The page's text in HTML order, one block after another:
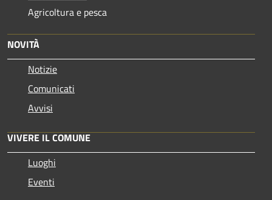
Agricoltura e pesca
NOVITÀ
Notizie
Comunicati
Avvisi
VIVERE IL COMUNE
Luoghi
Eventi